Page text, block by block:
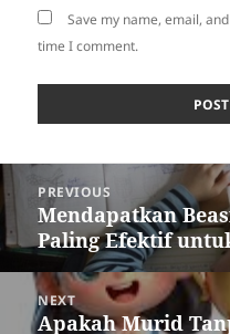
Save my name, email,
time I comment.
Post
navigation
PREVIOUS
Previous
post:
Mendapatkan
Paling Efektif
NEXT
Next
Apakah Murid